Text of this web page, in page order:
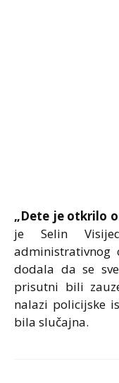
„Dete je otkrilo
je Selin
administrativnog
dodala da se
prisutni bili
nalazi policijske
bila slučajna.